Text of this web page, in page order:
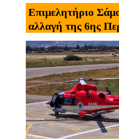
Επιμελητήριο
αλλαγή της 6ης